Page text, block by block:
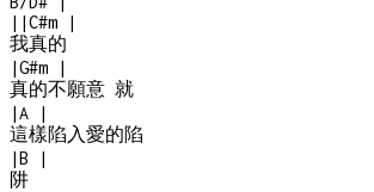
| |C#m
|
我真的
|G#m
|
真的不願意 就
|A
|
這樣陷入愛的陷
|B
|
阱